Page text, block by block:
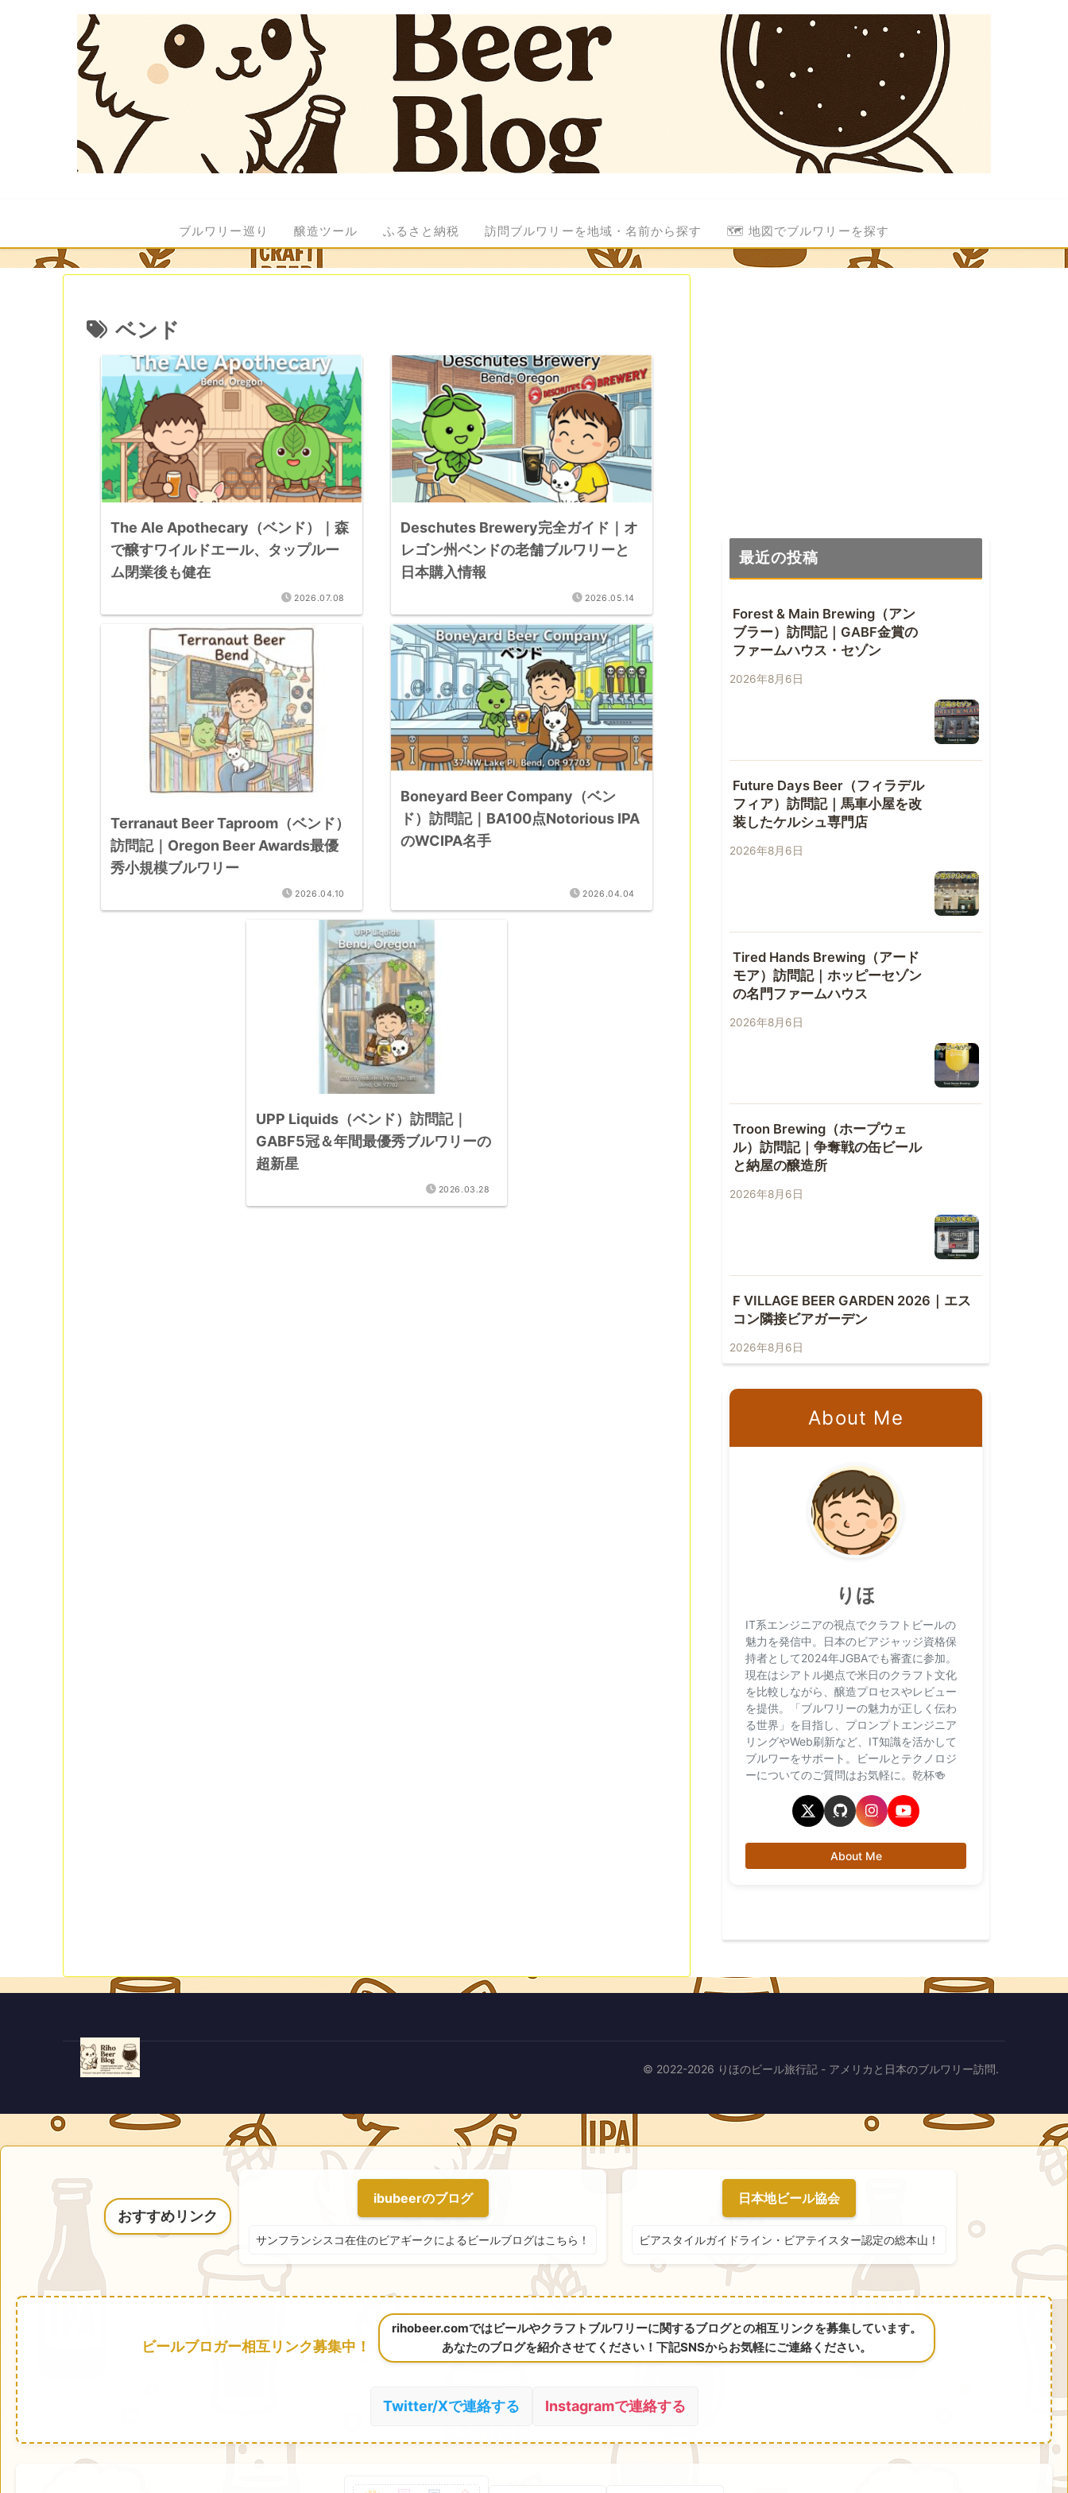
ブルワリー巡り 醸造ツール ふるさと納税 訪問ブルワリーを地域・名前から探す 🗺️ 地図でブルワリーを探す
ベンド
The Ale Apothecary（ベンド）｜森
で醸すワイルドエール、タップルー
ム閉業後も健在
2026.07.08
Deschutes Brewery完全ガイド｜オ
レゴン州ベンドの老舗ブルワリーと
日本購入情報
2026.05.14
Terranaut Beer Taproom（ベンド）
訪問記｜Oregon Beer Awards最優
秀小規模ブルワリー
2026.04.10
Boneyard Beer Company（ベン
ド）訪問記｜BA100点Notorious IPA
のWCIPA名手
2026.04.04
UPP Liquids（ベンド）訪問記｜
GABF5冠＆年間最優秀ブルワリーの
超新星
2026.03.28
最近の投稿
Forest & Main Brewing（アン
ブラー）訪問記｜GABF金賞の
ファームハウス・セゾン
2026年8月6日
Future Days Beer（フィラデル
フィア）訪問記｜馬車小屋を改
装したケルシュ専門店
2026年8月6日
Tired Hands Brewing（アード
モア）訪問記｜ホッピーセゾン
の名門ファームハウス
2026年8月6日
Troon Brewing（ホープウェ
ル）訪問記｜争奪戦の缶ビール
と納屋の醸造所
2026年8月6日
F VILLAGE BEER GARDEN 2026｜エス
コン隣接ビアガーデン
2026年8月6日
About Me
りほ
IT系エンジニアの視点でクラフトビールの
魅力を発信中。日本のビアジャッジ資格保
持者として2024年JGBAでも審査に参加。
現在はシアトル拠点で米日のクラフト文化
を比較しながら、醸造プロセスやレビュー
を提供。「ブルワリーの魅力が正しく伝わ
る世界」を目指し、プロンプトエンジニア
リングやWeb刷新など、IT知識を活かして
ブルワーをサポート。ビールとテクノロジ
ーについてのご質問はお気軽に。乾杯🍻
About Me
© 2022-2026 りほのビール旅行記 - アメリカと日本のブルワリー訪問.
おすすめリンク
ibubeerのブログ
サンフランシスコ在住のビアギークによるビールブログはこちら！
日本地ビール協会
ビアスタイルガイドライン・ビアテイスター認定の総本山！
ビールブロガー相互リンク募集中！
rihobeer.comではビールやクラフトブルワリーに関するブログとの相互リンクを募集しています。
あなたのブログを紹介させてください！下記SNSからお気軽にご連絡ください。
Twitter/Xで連絡する Instagramで連絡する